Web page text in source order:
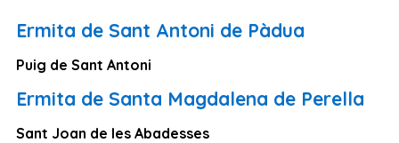
Santa Cruz de Tenerife
Cantabria
Islas Baleares
Las Palmas
Ermita de Sant Antoni de Pàdua
Puig de Sant Antoni
Ermita de Santa Magdalena de Perella
Sant Joan de les Abadesses